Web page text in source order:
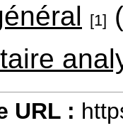
[1]
URL :